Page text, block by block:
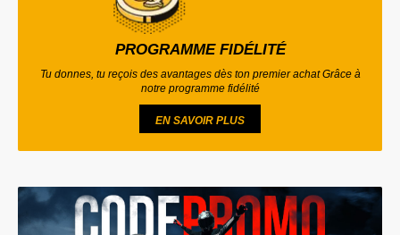
PROGRAMME FIDÉLITÉ
Tu donnes, tu reçois des avantages dès ton premier achat Grâce à
notre programme fidélité
EN SAVOIR PLUS